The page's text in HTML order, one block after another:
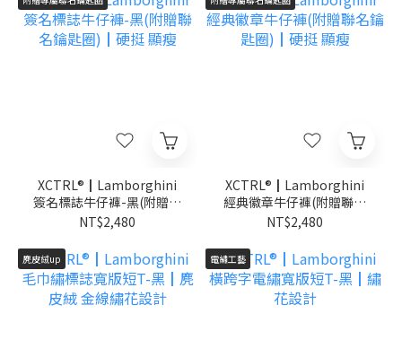
XCTRL®┃Lamborghini
簽名標誌牛仔褲-黑(附贈聯
名鑰匙圈)┃硬挺 顯瘦
NT$2,480
XCTRL®┃Lamborghini
經典徽章牛仔褲(附贈聯名
鑰匙圈)┃硬挺 顯瘦
NT$2,480
麂皮絨up 電繡工藝